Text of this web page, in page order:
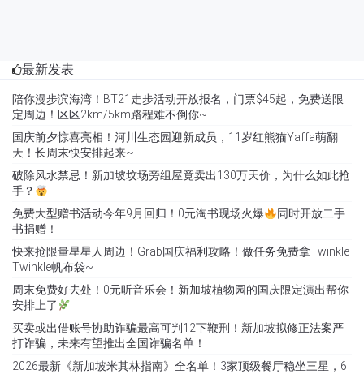
最新发表
陪你漫步滨海湾！BT21走步活动开放报名，门票$45起，免费送限
定周边！区区2km/5km路程难不倒你~
国庆前夕惊喜亮相！河川生态园迎新成员，11岁红熊猫Yaffa萌翻
天！长周末快安排起来~
破除风水禁忌！新加坡坟场旁组屋竟卖出130万天价，为什么如此抢
手？
免费大型赠书活动今年9月回归！0元淘书现场火爆
同时开放二手
书捐赠！
快来抢限量星星人周边！Grab国庆福利攻略！做任务免费拿Twinkle
Twinkle帆布袋~
周末免费好去处！0元听音乐会！新加坡植物园的国庆限定演出帮你
安排上了
买卖或出借账号协助诈骗最高可判12下鞭刑！新加坡拟修正法案严
打诈骗，未来有望推出全国诈骗名单！
2026最新《新加坡米其林指南》全名单！3家顶级餐厅稳坐三星，6